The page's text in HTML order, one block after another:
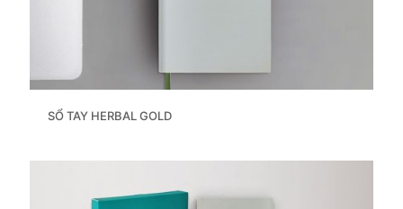
SỔ TAY HERBAL GOLD